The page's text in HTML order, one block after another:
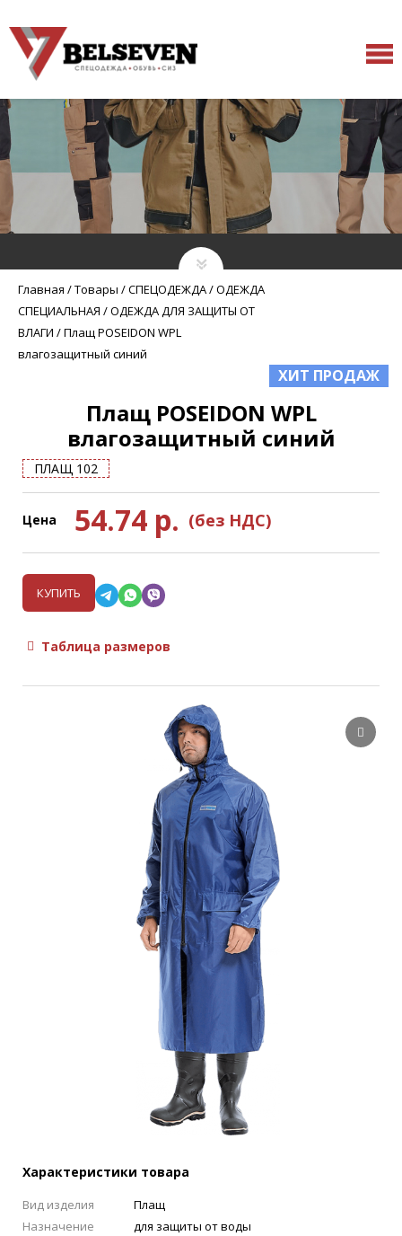
Главная /Товары /СПЕЦОДЕЖДА/ОДЕЖДА
СПЕЦИАЛЬНАЯ /ОДЕЖДА ДЛЯ ЗАЩИТЫ ОТ
ВЛАГИ /Плащ POSEIDON WPL
влагозащитный синий
Плащ POSEIDON WPL
влагозащитный синий
ПЛАЩ 102
ХИТ ПРОДАЖ
Цена 54.74 р. (без НДС)
КУПИТЬ
Таблица размеров
Характеристики товара
Вид изделия
Плащ
Назначение
для защиты от воды